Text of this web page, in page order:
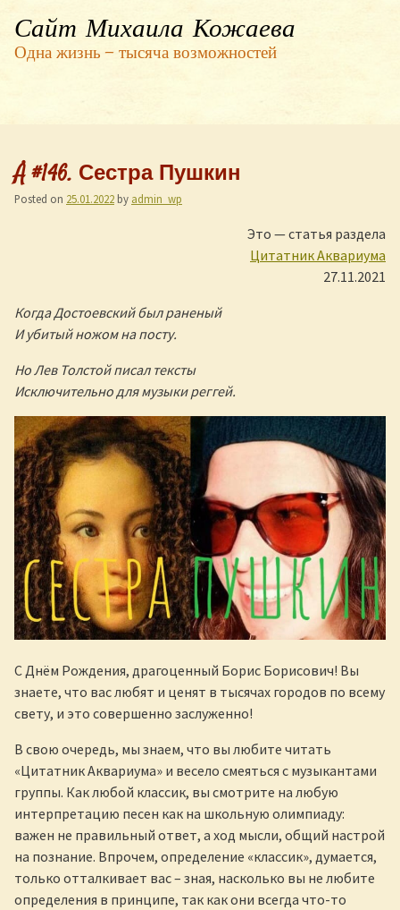
Сайт Михаила Кожаева
Одна жизнь — тысяча возможностей
Å #146. Сестра Пушкин
Posted on 25.01.2022 by admin_wp
Это — статья раздела
Цитатник Аквариума
27.11.2021
Когда Достоевский был раненый
И убитый ножом на посту.
Но Лев Толстой писал тексты
Исключительно для музыки реггей.
С Днём Рождения, драгоценный Борис Борисович! Вы
знаете, что вас любят и ценят в тысячах городов по всему
свету, и это совершенно заслуженно!
В свою очередь, мы знаем, что вы любите читать
«Цитатник Аквариума» и весело смеяться с музыкантами
группы. Как любой классик, вы смотрите на любую
интерпретацию песен как на школьную олимпиаду:
важен не правильный ответ, а ход мысли, общий настрой
на познание. Впрочем, определение «классик», думается,
только отталкивает вас – зная, насколько вы не любите
определения в принципе, так как они всегда что-то